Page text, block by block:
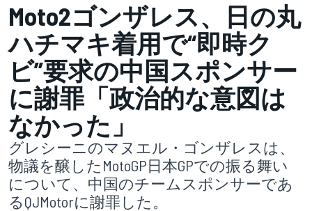
Moto2ゴンザレス、日の丸
ハチマキ着用で“即時ク
ビ”要求の中国スポンサー
に謝罪「政治的な意図は
なかった」
グレシーニのマヌエル・ゴンザレスは、
物議を醸したMotoGP日本GPでの振る舞い
について、中国のチームスポンサーであ
るQJMotorに謝罪した。